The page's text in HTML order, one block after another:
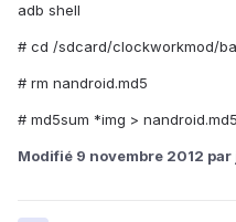
adb shell
# cd /sdcard/clockworkmod/
# rm nandroid.md5
# md5sum *img > nandroid.md5
Modifié 9 novembre 2012 par